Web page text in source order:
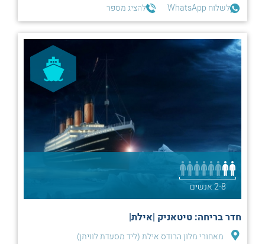
לשלוח WhatsApp
להציג מספר
2-8 אנשים
חדר בריחה: טיטאניק |אילת|
מאחורי מלון הרודס אילת (ליד מסעדת לוויתן)